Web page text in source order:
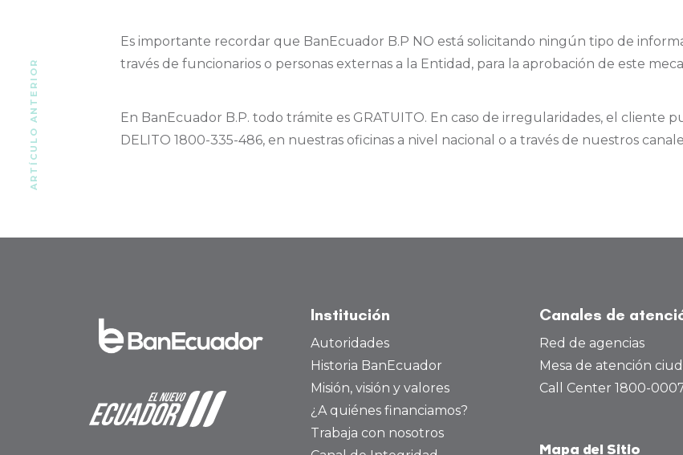
Es importante recordar que BanEcuador B.P NO está solicitando ningún tipo de
través de funcionarios o personas externas a la Entidad, para la aprobación de este
En BanEcuador B.P. todo trámite es GRATUITO. En caso de irregularidades, el
DELITO 1800-335-486, en nuestras oficinas a nivel nacional o a través de nuestros
ARTÍCULO ANTERIOR
Institución
Autoridades
Historia BanEcuador
Misión, visión y valores
¿A quiénes financiamos?
Trabaja con nosotros
Canales de
Red de agencias
Mesa de atención
Call Center 1800-
Mapa del Sitio